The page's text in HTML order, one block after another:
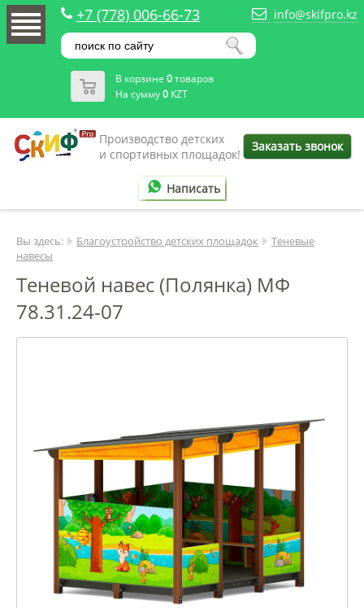
+7 (778) 006-66-73 info@skifpro.kz
В корзине 0товаров
На сумму0 KZT
Производство детских
и спортивных площадок!
Заказать звонок
Написать
Вы здесь: Благоустройство детских площадок
Теневые
навесы
Теневой навес (Полянка) МФ
78.31.24-07